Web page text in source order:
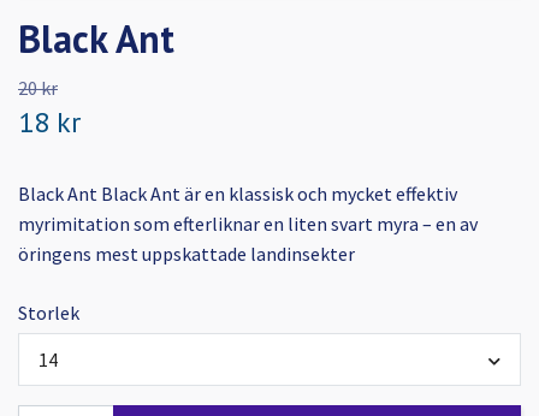
Black Ant
20 kr
18 kr
Black Ant Black Ant är en klassisk och mycket effektiv
myrimitation som efterliknar en liten svart myra – en av
öringens mest uppskattade landinsekter
Storlek
14